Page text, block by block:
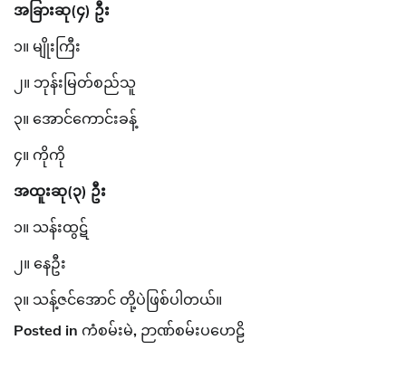
အခြားဆု(၄) ဦး
၁။ မျိုးကြီး
၂။ ဘုန်းမြတ်စည်သူ
၃။ အောင်ကောင်းခန့်
၄။ ကိုကို
အထူးဆု(၃) ဦး
၁။ သန်းထွဋ်
၂။ နေဦး
၃။ သန့်ဇင်အောင် တို့ပဲဖြစ်ပါတယ်။
Posted in ကံစမ်းမဲ, ဉာဏ်စမ်းပဟေဠိ